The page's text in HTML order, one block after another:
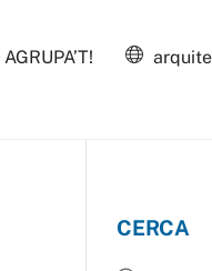
AGRUPA’T!
CERCA